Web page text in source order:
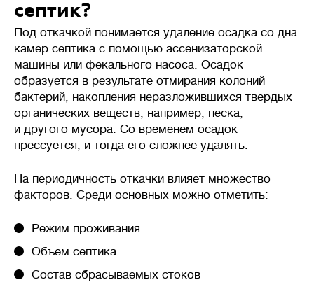
септик?
Под откачкой понимается удаление осадка со дна
камер септика с помощью ассенизаторской
машины или фекального насоса. Осадок
образуется в результате отмирания колоний
бактерий, накопления неразложившихся твердых
органических веществ, например, песка,
и другого мусора. Со временем осадок
прессуется, и тогда его сложнее удалять.
На периодичность откачки влияет множество
факторов. Среди основных можно отметить:
Режим проживания
Объем септика
Состав сбрасываемых стоков
в нескольких камерах септика,
происходит разложение
твердых отходов
анаэробными
(бескислородными)
бактериями. На выходе
требуются дополнительные
фильтры или поля фильтрации
грунтом.
Септики с биофильтром и
биологической очистки
— механическое анаэробное
и аэробное (кислородное)
бактериями. Биофильтры и
аэротанки повышают уровень
Очищенная вода на выходе